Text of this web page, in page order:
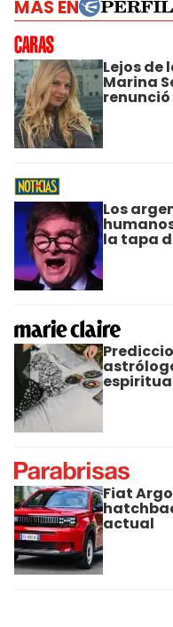
MÁS EN
Lejos de
Marina
renunció
Los
la tapa
Fiat
actual